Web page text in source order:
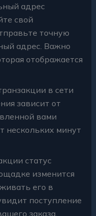
адрес
свой
точную
адрес. Важно
отображается
в сети
зависит от
вами
нескольких минут
статус
изменится
его в
поступление
заказа.